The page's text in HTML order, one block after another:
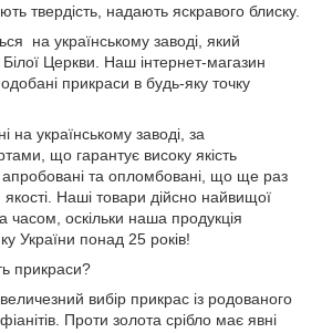
твердість, надають яскравого блиску.
на українському заводі, який
Білої Церкви. Наш інтернет-магазин
прикраси в будь-яку точку
на українському заводі, за
що гарантує високу якість
апробовані та опломбовані, що ще раз
якості. Наші товари дійсно найвищої
часом, оскільки наша продукція
України понад 25 років!
прикраси?
вибір прикрас із родованого
Проти золота срібло має явні